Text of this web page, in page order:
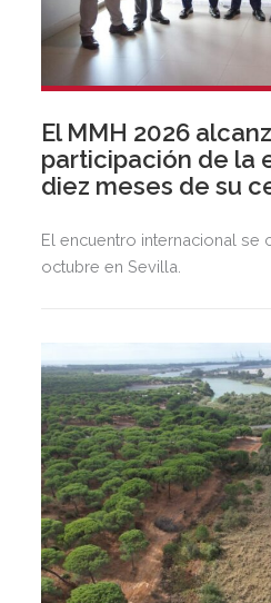
El MMH 2026
participación de la
diez meses de su
El encuentro internacional se
octubre en Sevilla.